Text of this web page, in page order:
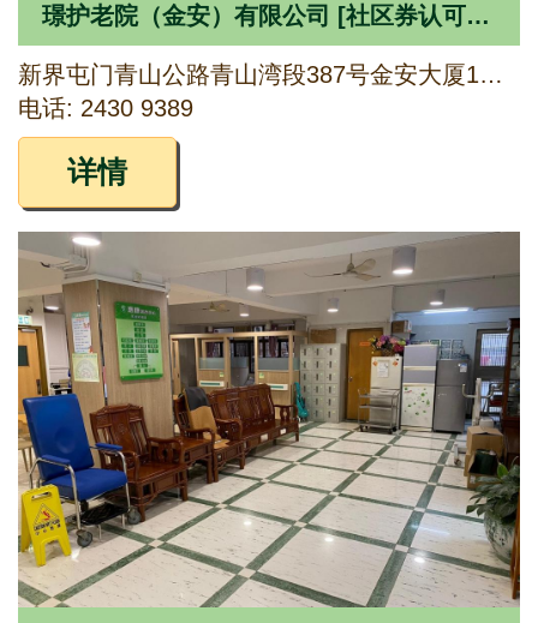
璟护老院（金安）有限公司 [社区券认可服
务单位]
新界屯门青山公路青山湾段387号金安大厦1字楼
电话: 2430 9389
详情